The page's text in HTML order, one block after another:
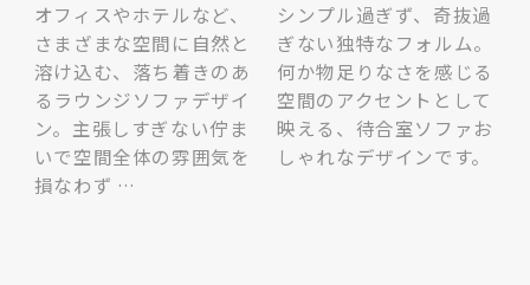
オフィスやホテルなど、
さまざまな空間に自然と
溶け込む、落ち着きのあ
るラウンジソファデザイ
ン。主張しすぎない佇ま
いで空間全体の雰囲気を
損なわず …
シンプル過ぎず、奇抜過
ぎない独特なフォルム。
何か物足りなさを感じる
空間のアクセントとして
映える、待合室ソファお
しゃれなデザインです。